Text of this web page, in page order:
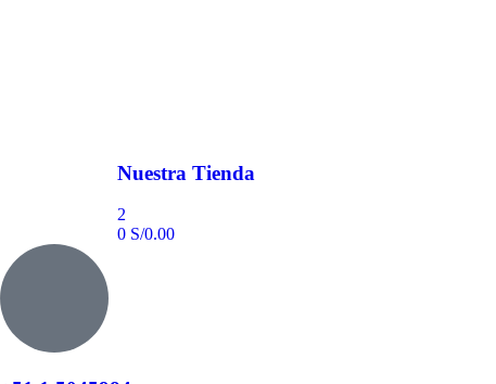
Nuestra Tienda
2
0 S/0.00